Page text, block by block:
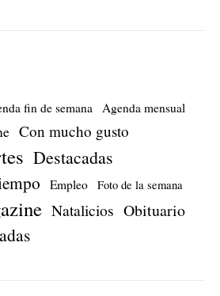
fin de semana Agenda mensual
Con mucho gusto
Destacadas
Empleo Foto de la semana
Natalicios Obituario